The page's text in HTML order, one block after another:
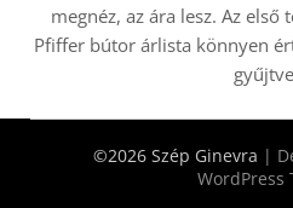
megnéz, az ára lesz. Az első
Pfiffer bútor árlista könnyen
©2026 Szép Ginevra |
WordPress